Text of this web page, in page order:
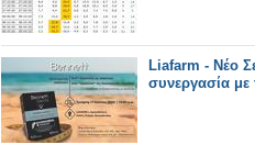
Liafarm - Νέο
συνεργασία με